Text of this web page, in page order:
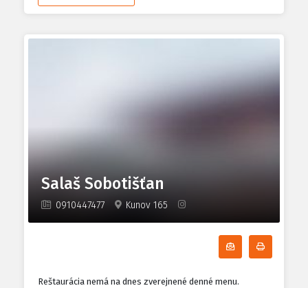
Salaš Sobotišťan
0910447477 Kunov 165
Odoberať
Reštaurácia nemá na dnes zverejnené denné menu.